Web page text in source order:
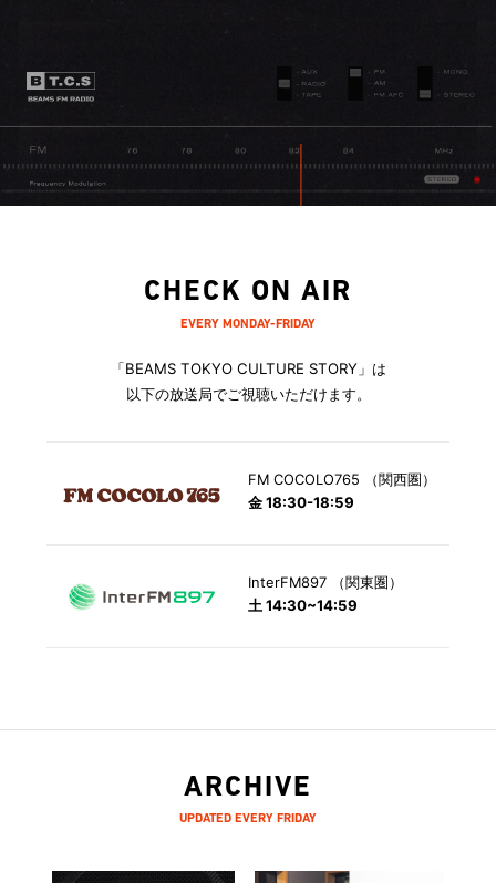
CHECK ON AIR
EVERY MONDAY-FRIDAY
「BEAMS TOKYO CULTURE STORY」は
以下の放送局でご視聴いただけます。
FM COCOLO765 （関西圏）
金 18:30-18:59
InterFM897 （関東圏）
土 14:30~14:59
ARCHIVE
UPDATED EVERY FRIDAY